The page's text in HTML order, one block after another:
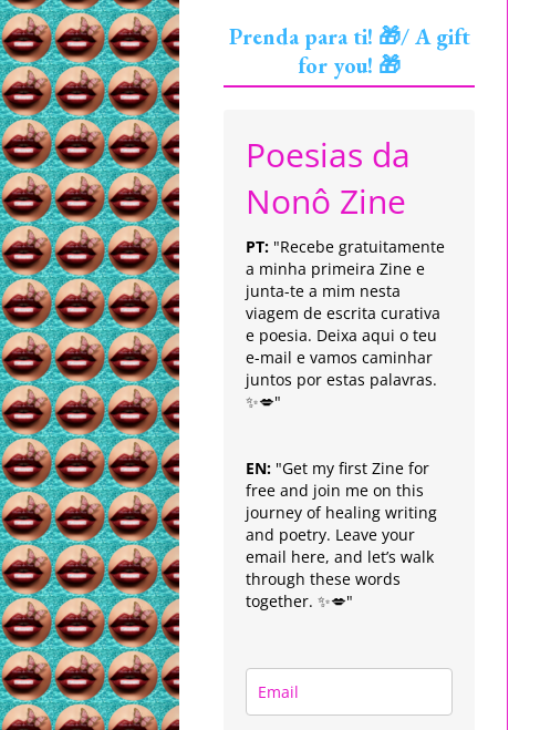
Prenda para ti! 🎁/ A gift
for you! 🎁
Poesias da
Nonô Zine
PT: "Recebe gratuitamente
a minha primeira Zine e
junta-te a mim nesta
viagem de escrita curativa
e poesia. Deixa aqui o teu
e-mail e vamos caminhar
juntos por estas palavras.
✨💋"
EN: "Get my first Zine for
free and join me on this
journey of healing writing
and poetry. Leave your
email here, and let’s walk
through these words
together. ✨💋"